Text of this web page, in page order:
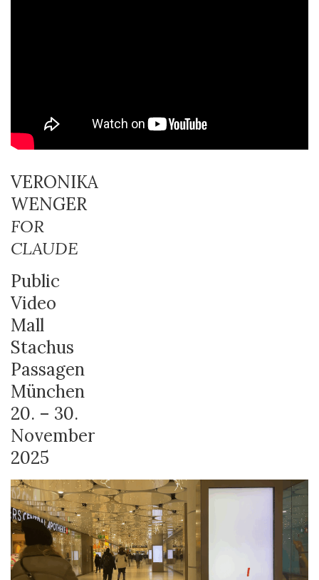
VERONIKA
WENGER
FOR
CLAUDE
Public
Video
Mall
Stachus
Passagen
München
20. – 30.
November
2025